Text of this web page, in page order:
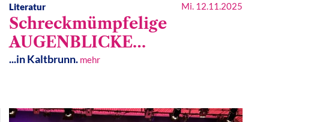
Literatur Mi. 12.11.2025
Schreckmümpfelige
AUGENBLICKE…
...in Kaltbrunn. mehr